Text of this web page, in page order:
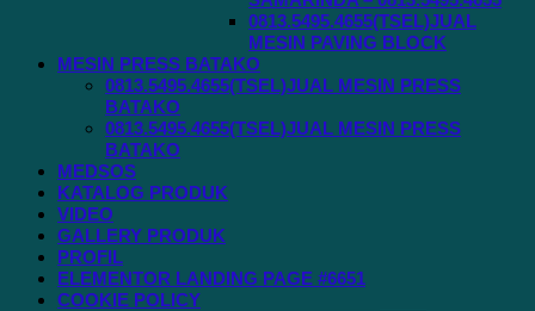
0813.5495.4655(TSEL)JUAL
MESIN PAVING BLOCK
MESIN PRESS BATAKO
0813.5495.4655(TSEL)JUAL MESIN PRESS
BATAKO
0813.5495.4655(TSEL)JUAL MESIN PRESS
BATAKO
MEDSOS
KATALOG PRODUK
VIDEO
GALLERY PRODUK
PROFIL
ELEMENTOR LANDING PAGE #6651
COOKIE POLICY